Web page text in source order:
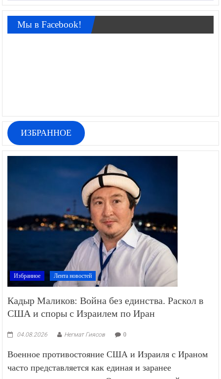
Мы в Facebook!
ИЗБРАННОЕ
Избранное Лента новостей
Кадыр Маликов: Война без единства. Раскол в
США и споры с Израилем по Иран
04.08.2026 Негмат Гиясов 0
Военное противостояние США и Израиля с Ираном
часто представляется как единая и заранее